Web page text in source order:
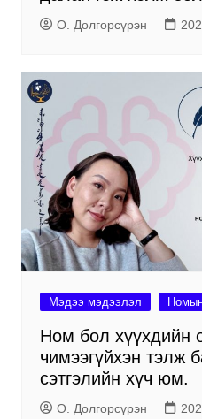
О. Долгорсүрэн
Мэдээ мэдээлэл
Ном бол хүүхдийн
чимээгүйхэн тэлж
сэтгэлийн хүч юм.
О. Долгорсүрэн